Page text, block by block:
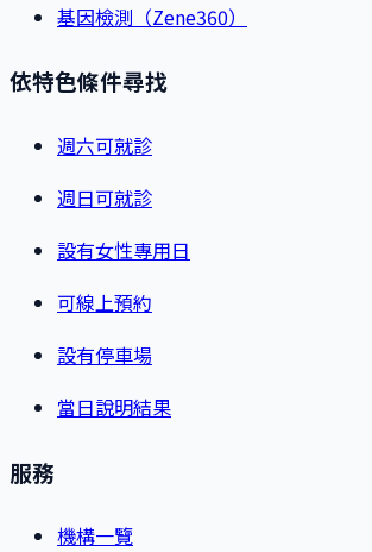
基因檢測（Zene360）
依特色條件尋找
週六可就診
週日可就診
設有女性專用日
可線上預約
設有停車場
當日說明結果
服務
機構一覽